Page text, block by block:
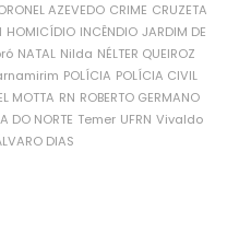
AZEVEDO CRIME CRUZETA
HOMICÍDIO INCÊNDIO JARDIM DE
NATAL Nilda NÉLTER QUEIROZ
POLÍCIA POLÍCIA CIVIL
MOTTA RN ROBERTO GERMANO
DO NORTE Temer UFRN Vivaldo
DIAS